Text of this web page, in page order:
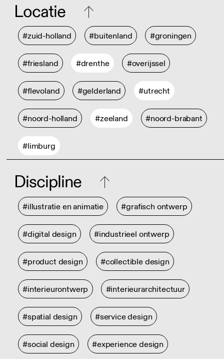
Locatie
#zuid-holland #buitenland #groningen
#friesland #drenthe #overijssel
#flevoland #gelderland #utrecht
#noord-holland #zeeland #noord-brabant
#limburg
Discipline
#illustratie en animatie #grafisch ontwerp
#digital design #industrieel ontwerp
#product design #collectible design
#interieurontwerp #interieurarchitectuur
#spatial design #service design
#social design #experience design